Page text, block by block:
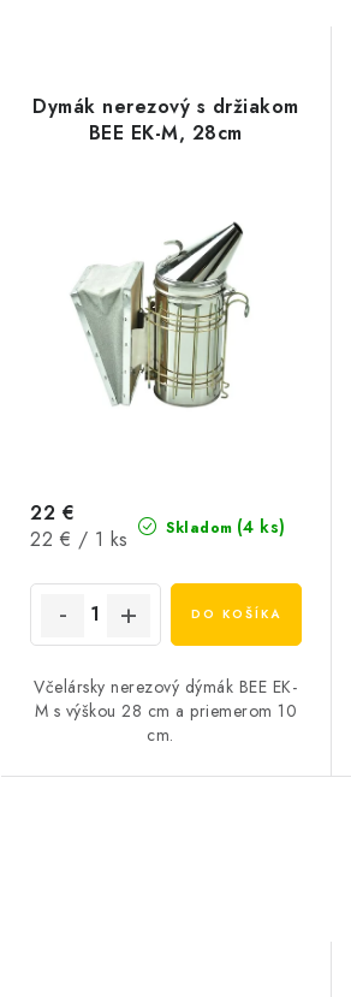
Dymák nerezový s držiakom
BEE EK-M, 28cm
Skladom (4 ks)
22 €
Jednotková
22 € / 1 ks
DO KOŠÍKA
Včelársky nerezový dýmák BEE EK-
M s výškou 28 cm a priemerom 10
cm.